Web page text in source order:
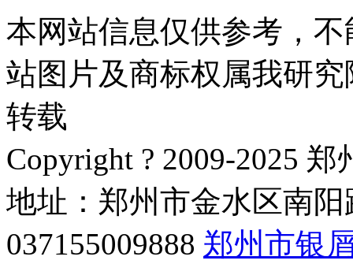
本网站信息仅供参考，
站图片及商标权属我研
转载
Copyright ? 2009-2025
地址：郑州市金水区南
037155009888 郑州市银